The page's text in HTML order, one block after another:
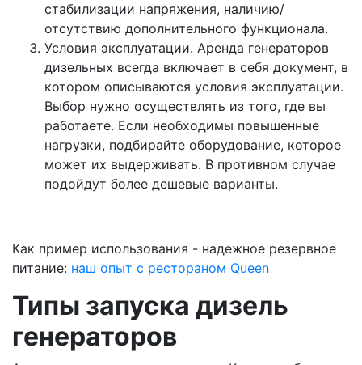
стабилизации напряжения, наличию/
отсутствию дополнительного функционала.
Условия эксплуатации. Аренда генераторов
дизельных всегда включает в себя документ, в
котором описываются условия эксплуатации.
Выбор нужно осуществлять из того, где вы
работаете. Если необходимы повышенные
нагрузки, подбирайте оборудование, которое
может их выдерживать. В противном случае
подойдут более дешевые варианты.
Как пример использования - надежное резервное
питание: наш опыт с рестораном Queen
Типы запуска дизель
генераторов